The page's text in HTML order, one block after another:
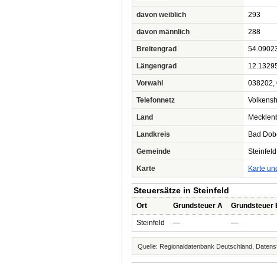
davon weiblich 293
davon männlich 288
Breitengrad
Längengrad
Vorwahl 038202,
Telefonnetz
Land
Landkreis Bad
Gemeinde Steinfeld
Karte Karte
Steuersätze in Steinfeld
Ort Grundsteuer A Grundsteuer
Steinfeld — —
Quelle: Regionaldatenbank Deutschland,